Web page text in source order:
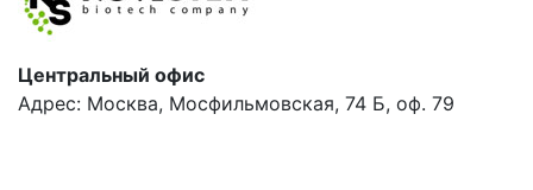
Центральный офис
Адрес: Москва, Мосфильмовская, 74 Б, оф. 79